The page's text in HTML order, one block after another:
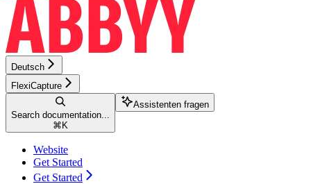
Deutsch
FlexiCapture
Search documentation...
⌘ K
Assistenten fragen
Website
Get Started
Get Started